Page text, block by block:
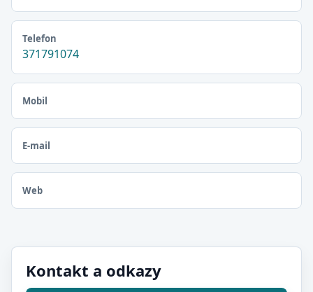
Telefon
371791074
Mobil
E-mail
Web
Kontakt a odkazy